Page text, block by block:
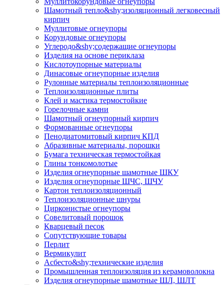
Шамотный тепло&shy;изоляционный легковесный
кирпич
Муллитовые огнеупоры
Корундовые огнеупоры
Углеродо&shy;содержащие огнеупоры
Изделия на основе периклаза
Кислотоупорные материалы
Динасовые огнеупорные изделия
Рулонные материалы теплоизоляционные
Тепло­изоляционные плиты
Клей и мастика термостойкие
Горелочные камни
Шамотный огнеупорный кирпич
Формованные огнеупоры
Пенодиатомитовый кирпич КПД
Абразивные материалы, порошки
Бумага техническая термостойкая
Глины тонкомолотые
Изделия огнеупорные шамотные ШКУ
Изделия огнеупорные ШЧС, ШЧУ
Картон теплоизоляционный
Теплоизоляционные шнуры
Цирконистые огнеупоры
Совелитовый порошок
Кварцевый песок
Сопутствующие товары
Перлит
Вермикулит
Асбесто&shy;технические изделия
Промышленная теплоизоляция из керамоволокна
Изделия огнеупорные шамотные ШЛ, ШЛТ